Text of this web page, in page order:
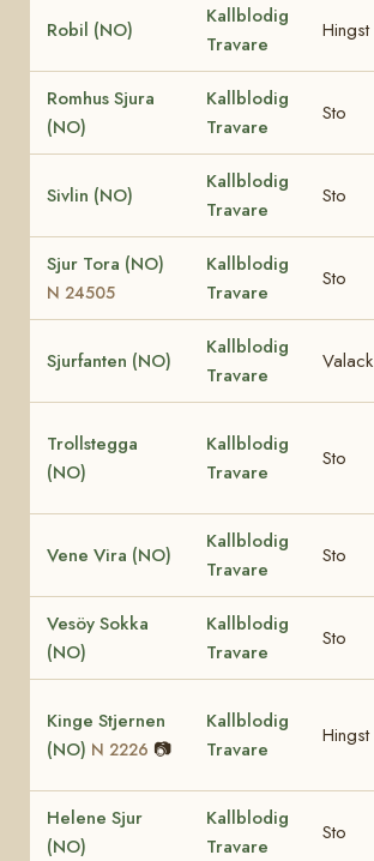
Robil (NO)
Kallblodig
Travare
Hingst
Romhus Sjura
(NO)
Kallblodig
Travare
Sto
Sivlin (NO)
Kallblodig
Travare
Sto
Sjur Tora (NO)
N 24505
Kallblodig
Travare
Sto
Sjurfanten (NO)
Kallblodig
Travare
Valack
Trollstegga
(NO)
Kallblodig
Travare
Sto
Vene Vira (NO)
Kallblodig
Travare
Sto
Vesöy Sokka
(NO)
Kallblodig
Travare
Sto
Kinge Stjernen
(NO) N 2226 📷
Kallblodig
Travare
Hingst
Helene Sjur
(NO)
Kallblodig
Travare
Sto